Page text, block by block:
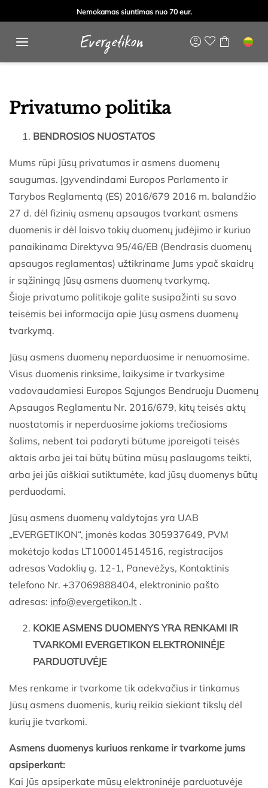
Nemokamas siuntimas nuo 70 eur.
Privatumo politika
BENDROSIOS NUOSTATOS
Mums rūpi Jūsų privatumas ir asmens duomenų
saugumas. Įgyvendindami Europos Parlamento ir
Tarybos Reglamentą (ES) 2016/679 2016 m. balandžio
27 d. dėl fizinių asmenų apsaugos tvarkant asmens
duomenis ir dėl laisvo tokių duomenų judėjimo ir kuriuo
panaikinama Direktyva 95/46/EB (Bendrasis duomenų
apsaugos reglamentas) užtikriname Jums ypač skaidrų
ir sąžiningą Jūsų asmens duomenų tvarkymą.
Šioje privatumo politikoje galite susipažinti su savo
teisėmis bei informacija apie Jūsų asmens duomenų
tvarkymą.
Jūsų asmens duomenų neparduosime ir nenuomosime.
Visus duomenis rinksime, laikysime ir tvarkysime
vadovaudamiesi Europos Sąjungos Bendruoju Duomenų
Apsaugos Reglamentu Nr. 2016/679, kitų teisės aktų
nuostatomis ir neperduosime jokioms trečiosioms
šalims, nebent tai padaryti būtume įpareigoti teisės
aktais arba jei tai būtų būtina mūsų paslaugoms teikti,
arba jei jūs aiškiai sutiktumėte, kad jūsų duomenys būtų
perduodami.
Jūsų asmens duomenų valdytojas yra UAB
„EVERGETIKON“, įmonės kodas 305937649, PVM
mokėtojo kodas LT100014514516, registracijos
adresas Vadoklių g. 12-1, Panevėžys, Kontaktinis
telefono Nr. +37069888404, elektroninio pašto
adresas: info@evergetikon.lt .
KOKIE ASMENS DUOMENYS YRA RENKAMI IR
TVARKOMI EVERGETIKON ELEKTRONINĖJE
PARDUOTUVĖJE
Mes renkame ir tvarkome tik adekvačius ir tinkamus
Jūsų asmens duomenis, kurių reikia siekiant tikslų dėl
kurių jie tvarkomi.
Asmens duomenys kuriuos renkame ir tvarkome jums
apsiperkant:
Kai Jūs apsiperkate mūsų elektroninėje parduotuvėje